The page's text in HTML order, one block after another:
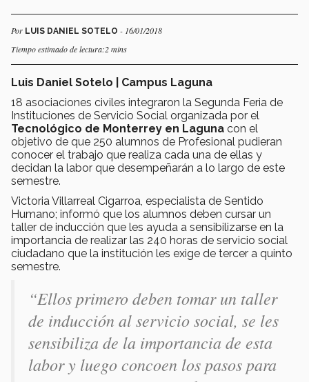
Por LUIS DANIEL SOTELO - 16/01/2018
Tiempo estimado de lectura:2 mins
Luis Daniel Sotelo | Campus Laguna
18 asociaciones civiles integraron la Segunda Feria de
Instituciones de Servicio Social organizada por el
Tecnológico de Monterrey en Laguna con el
objetivo de que 250 alumnos de Profesional pudieran
conocer el trabajo que realiza cada una de ellas y
decidan la labor que desempeñarán a lo largo de este
semestre.
Victoria Villarreal Cigarroa, especialista de Sentido
Humano; informó que los alumnos deben cursar un
taller de inducción que les ayuda a sensibilizarse en la
importancia de realizar las 240 horas de servicio social
ciudadano que la institución les exige de tercer a quinto
semestre.
“Ellos primero deben tomar un taller
de inducción al servicio social, se les
sensibiliza de la importancia de esta
labor y luego concoen los pasos para